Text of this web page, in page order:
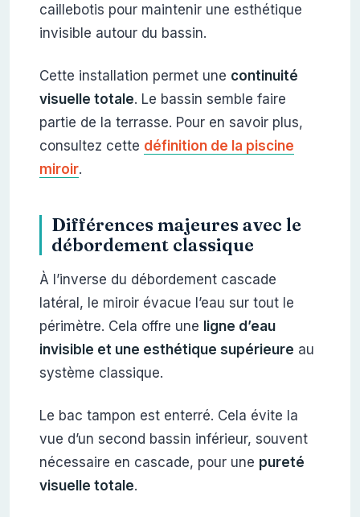
caillebotis pour maintenir une esthétique
invisible autour du bassin.
Cette installation permet une continuité
visuelle totale. Le bassin semble faire
partie de la terrasse. Pour en savoir plus,
consultez cette définition de la piscine
miroir.
Différences majeures avec le
débordement classique
À l’inverse du débordement cascade
latéral, le miroir évacue l’eau sur tout le
périmètre. Cela offre une ligne d’eau
invisible et une esthétique supérieure au
système classique.
Le bac tampon est enterré. Cela évite la
vue d’un second bassin inférieur, souvent
nécessaire en cascade, pour une pureté
visuelle totale.